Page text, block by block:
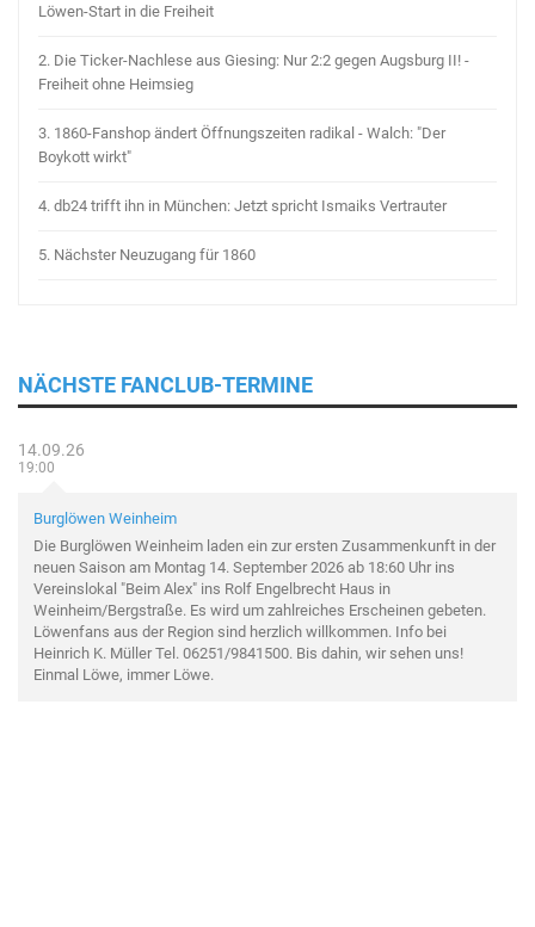
Löwen-Start in die Freiheit
2. Die Ticker-Nachlese aus Giesing: Nur 2:2 gegen Augsburg II! -
Freiheit ohne Heimsieg
3. 1860-Fanshop ändert Öffnungszeiten radikal - Walch: "Der
Boykott wirkt"
4. db24 trifft ihn in München: Jetzt spricht Ismaiks Vertrauter
5. Nächster Neuzugang für 1860
NÄCHSTE FANCLUB-TERMINE
14.09.26
19:00
Burglöwen Weinheim
Die Burglöwen Weinheim laden ein zur ersten Zusammenkunft in der
neuen Saison am Montag 14. September 2026 ab 18:60 Uhr ins
Vereinslokal "Beim Alex" ins Rolf Engelbrecht Haus in
Weinheim/Bergstraße. Es wird um zahlreiches Erscheinen gebeten.
Löwenfans aus der Region sind herzlich willkommen. Info bei
Heinrich K. Müller Tel. 06251/9841500. Bis dahin, wir sehen uns!
Einmal Löwe, immer Löwe.